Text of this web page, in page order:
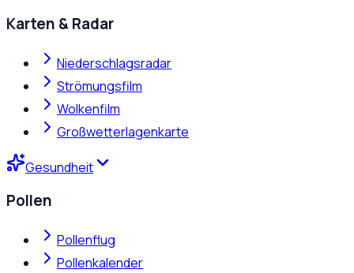
Karten & Radar
Niederschlagsradar
Strömungsfilm
Wolkenfilm
Großwetterlagenkarte
Gesundheit
Pollen
Pollenflug
Pollenkalender